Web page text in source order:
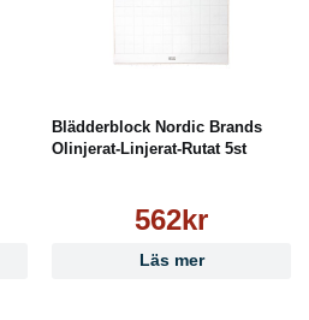
Blädderblock Nordic Brands
Olinjerat-Linjerat-Rutat 5st
562kr
Läs mer